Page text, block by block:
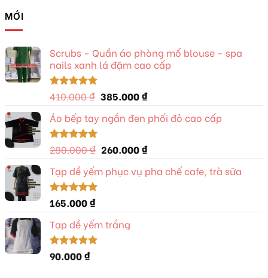
MỚI
Scrubs - Quần áo phòng mổ blouse - spa
nails xanh lá đậm cao cấp
Được xếp
5 sao
410.000₫ Giá
là:
385.000₫Giá
tại
385.000 ₫.
Áo bếp tay ngắn đen phối đỏ cao cấp
Được xếp
5 sao
280.000₫ Giá
là:
260.000₫Giá
tại
Tạp dề yếm phục vụ pha chế cafe, trà sữa
Được xếp
hạng 5.00
5 sao
165.000₫
Tạp dề yếm trắng
Được xếp
hạng5.00
90.000₫